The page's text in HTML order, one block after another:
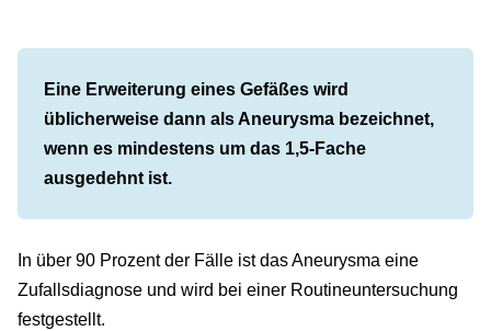
Eine Erweiterung eines Gefäßes wird
üblicherweise dann als Aneurysma bezeichnet,
wenn es mindestens um das 1,5-Fache
ausgedehnt ist.
In über 90 Prozent der Fälle ist das Aneurysma eine
Zufallsdiagnose und wird bei einer Routineuntersuchung
festgestellt.